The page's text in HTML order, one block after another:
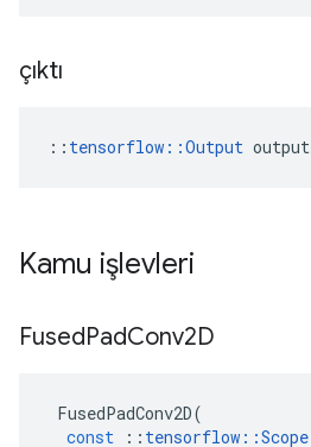
çıktı
:: tensorflow::Output output
Kamu işlevleri
FusedPadConv2D
FusedPadConv2D(
const
:: tensorflow ::Scope